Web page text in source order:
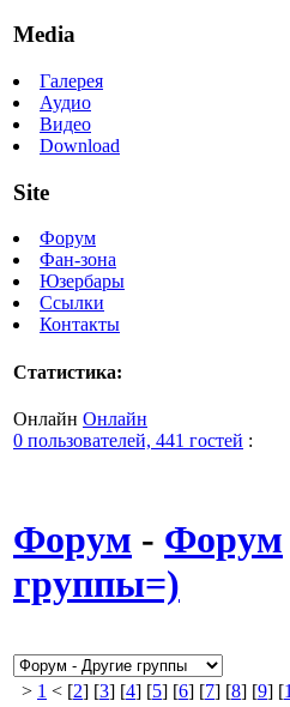
Media
Галерея
Аудио
Видео
Download
Site
Форум
Фан-зона
Юзербары
Ссылки
Контакты
Статистика:
Онлайн Онлайн
0 пользователей, 441 гостей :
Форум - Форум
группы=)
> 1 < [2] [3] [4] [5] [6] [7] [8] [9] [